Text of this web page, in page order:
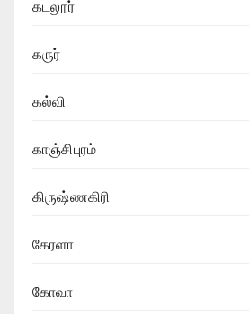
கடலூர்
கருர்
கல்வி
காஞ்சிபுரம்
கிருஷ்ணகிரி
கேரளா
கோவா